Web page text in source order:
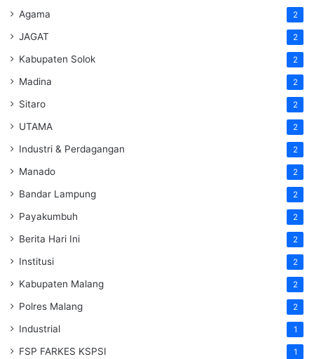
Agama 2
JAGAT 2
Kabupaten Solok 2
Madina 2
Sitaro 2
UTAMA 2
Industri & Perdagangan 2
Manado 2
Bandar Lampung 2
Payakumbuh 2
Berita Hari Ini 2
Institusi 2
Kabupaten Malang 2
Polres Malang 2
Industrial 1
FSP FARKES KSPSI 1